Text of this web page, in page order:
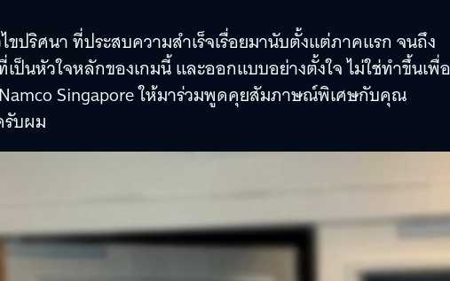
ริศนา ที่ประสบความสำเร็จเรื่อยมานับตั้งแต่ภาคแรก จนถึง
ป็นหัวใจหลักของเกมนี้ และออกแบบอย่างตั้งใจ ไม่ใช่ทำขึ้นเพื่อ
Singapore ให้มาร่วมพูดคุยสัมภาษณ์พิเศษกับคุณ
รับผม